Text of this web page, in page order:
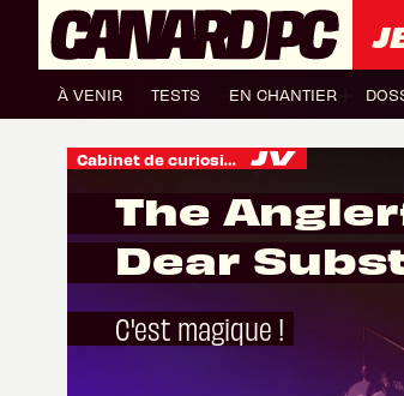
À VENIR TESTS EN CHANTIER
Cabinet de curiosités
The
Dear
C'est magique !